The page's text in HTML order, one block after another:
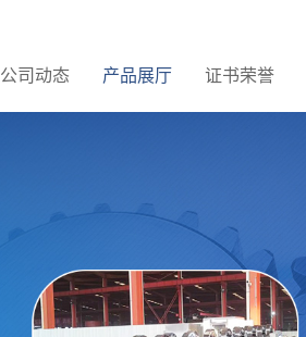
公司动态 产品展厅 证书荣誉